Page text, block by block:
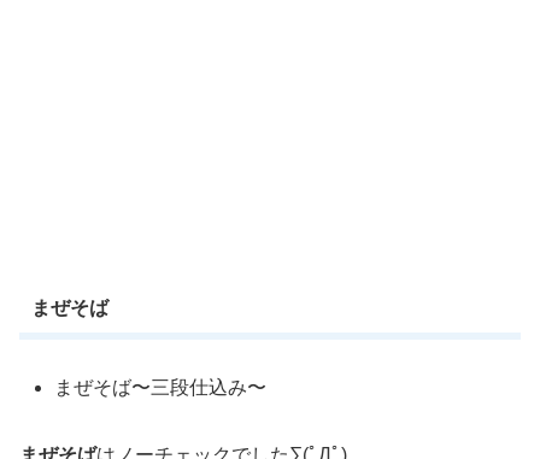
まぜそば
まぜそば〜三段仕込み〜